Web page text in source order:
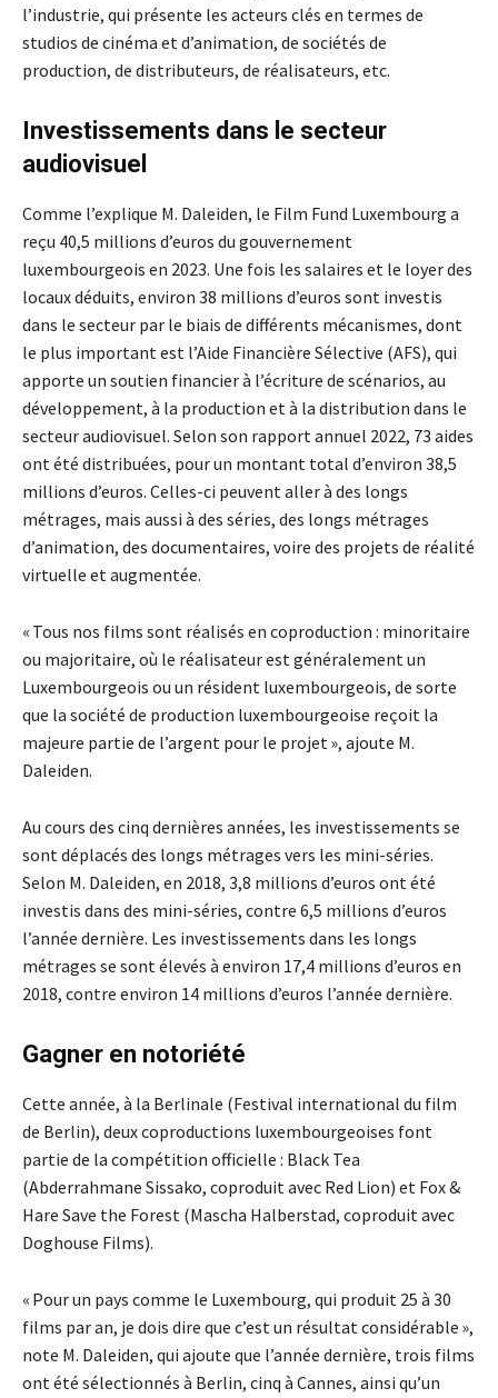
l’industrie, qui présente les acteurs clés en termes de
studios de cinéma et d’animation, de sociétés de
production, de distributeurs, de réalisateurs, etc.
Investissements dans le secteur
audiovisuel
Comme l’explique M. Daleiden, le Film Fund Luxembourg a
reçu 40,5 millions d’euros du gouvernement
luxembourgeois en 2023. Une fois les salaires et le loyer des
locaux déduits, environ 38 millions d’euros sont investis
dans le secteur par le biais de différents mécanismes, dont
le plus important est l’Aide Financière Sélective (AFS), qui
apporte un soutien financier à l’écriture de scénarios, au
développement, à la production et à la distribution dans le
secteur audiovisuel. Selon son rapport annuel 2022, 73 aides
ont été distribuées, pour un montant total d’environ 38,5
millions d’euros. Celles-ci peuvent aller à des longs
métrages, mais aussi à des séries, des longs métrages
d’animation, des documentaires, voire des projets de réalité
virtuelle et augmentée.
« Tous nos films sont réalisés en coproduction : minoritaire
ou majoritaire, où le réalisateur est généralement un
Luxembourgeois ou un résident luxembourgeois, de sorte
que la société de production luxembourgeoise reçoit la
majeure partie de l’argent pour le projet », ajoute M.
Daleiden.
Au cours des cinq dernières années, les investissements se
sont déplacés des longs métrages vers les mini-séries.
Selon M. Daleiden, en 2018, 3,8 millions d’euros ont été
investis dans des mini-séries, contre 6,5 millions d’euros
l’année dernière. Les investissements dans les longs
métrages se sont élevés à environ 17,4 millions d’euros en
2018, contre environ 14 millions d’euros l’année dernière.
Gagner en notoriété
Cette année, à la Berlinale (Festival international du film
de Berlin), deux coproductions luxembourgeoises font
partie de la compétition officielle : Black Tea
(Abderrahmane Sissako, coproduit avec Red Lion) et Fox &
Hare Save the Forest (Mascha Halberstad, coproduit avec
Doghouse Films).
« Pour un pays comme le Luxembourg, qui produit 25 à 30
films par an, je dois dire que c’est un résultat considérable »,
note M. Daleiden, qui ajoute que l’année dernière, trois films
ont été sélectionnés à Berlin, cinq à Cannes, ainsi qu’un